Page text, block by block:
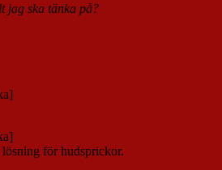
jag ska tänka på?
för hudsprickor.